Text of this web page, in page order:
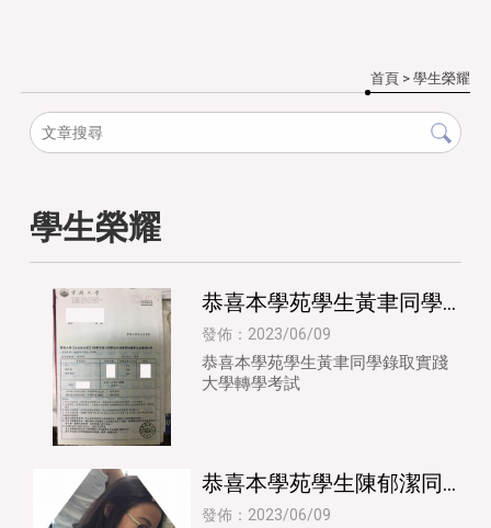
首頁 > 學生榮耀
學生榮耀
恭喜本學苑學生黃聿同學
錄取實踐大學轉學考試 |
服裝設計 | 台北服裝設計
發佈：2023/06/09
恭喜本學苑學生黃聿同學錄取實踐
大學轉學考試
恭喜本學苑學生陳郁潔同
學申請到四所名校及獎學
發佈：2023/06/09